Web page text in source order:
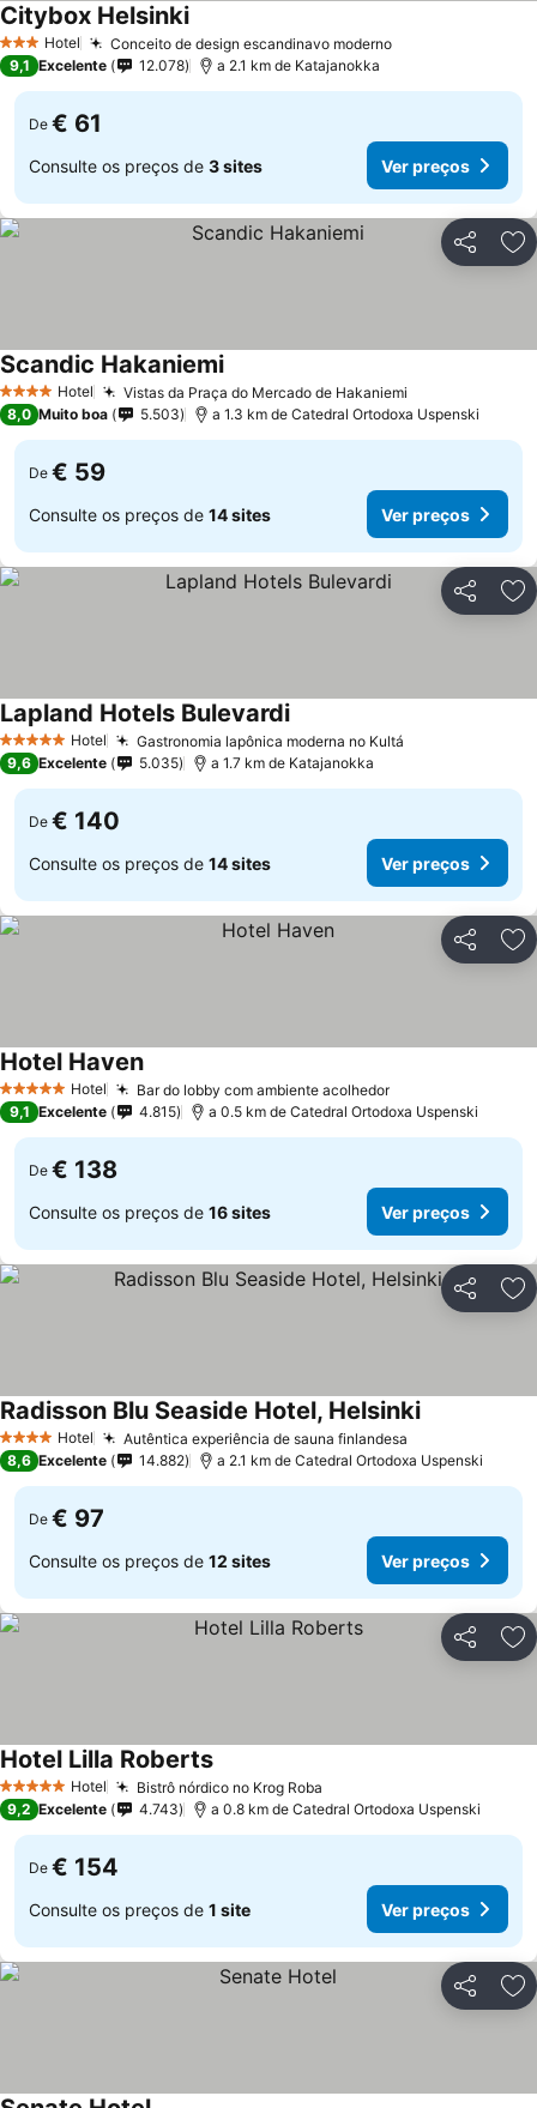
3 EstrelasHotel Conceito de design escandinavo modernoVer preços
Citybox HelsinkiVer preços
9,1 Excelente 12.078 a 2.1 km de Katajanokka
De € 61
Consulte os preços de 3 sites Ver preços
Partilhar
4 EstrelasHotel Vistas da Praça do Mercado de Hakaniemi
Scandic HakaniemiVer preços
8,0 Muito boa 5.503 a 1.3 km de Catedral Ortodoxa Uspenski
De € 59
Consulte os preços de 14 sites Ver preços
Partilhar
5 Estrelas Hotel Gastronomia lapônica moderna no Kultá
Lapland Hotels BulevardiVer preços
9,6 Excelente 5.035 a 1.7 km de Katajanokka
De € 140
Consulte os preços de 14 sites Ver preços
Partilhar
5 Estrelas Hotel Bar do lobby com ambiente acolhedorVer preços
Hotel HavenVer preços
9,1 Excelente 4.815 a 0.5 km de Catedral Ortodoxa Uspenski
De € 138
Consulte os preços de 16 sites Ver preços
Partilhar
4 EstrelasHotel Autêntica experiência de sauna finlandesa
Radisson Blu Seaside Hotel, HelsinkiVer preços
8,6 Excelente 14.882 a 2.1 km de Catedral Ortodoxa Uspenski
De € 97
Consulte os preços de 12 sites Ver preços
Partilhar
5 Estrelas Hotel Bistrô nórdico no Krog Roba
Hotel Lilla RobertsVer preços
9,2 Excelente 4.743 a 0.8 km de Catedral Ortodoxa Uspenski
De € 154
Consulte os preços de 1 site Ver preços
Partilhar